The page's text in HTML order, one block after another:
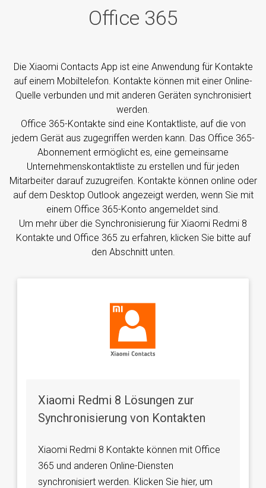
Office 365
Die Xiaomi Contacts App ist eine Anwendung für Kontakte
auf einem Mobiltelefon. Kontakte können mit einer Online-
Quelle verbunden und mit anderen Geräten synchronisiert
werden.
Office 365-Kontakte sind eine Kontaktliste, auf die von
jedem Gerät aus zugegriffen werden kann. Das Office 365-
Abonnement ermöglicht es, eine gemeinsame
Unternehmenskontaktliste zu erstellen und für jeden
Mitarbeiter darauf zuzugreifen. Kontakte können online oder
auf dem Desktop Outlook angezeigt werden, wenn Sie mit
einem Office 365-Konto angemeldet sind.
Um mehr über die Synchronisierung für Xiaomi Redmi 8
Kontakte und Office 365 zu erfahren, klicken Sie bitte auf
den Abschnitt unten.
Xiaomi Redmi 8 Lösungen zur
Synchronisierung von Kontakten
Xiaomi Redmi 8 Kontakte können mit Office
365 und anderen Online-Diensten
synchronisiert werden. Klicken Sie hier, um